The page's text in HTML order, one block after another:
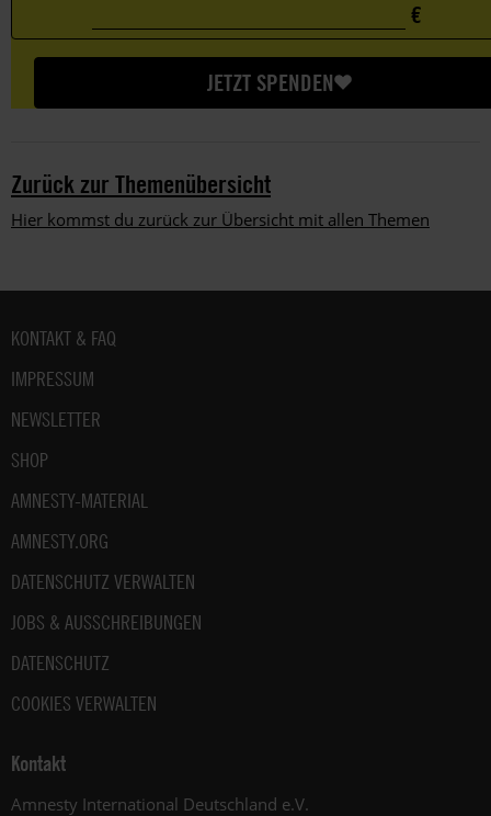
€
€
Custom
amount
JETZT SPENDEN
Zurück zur Themenübersicht
Hier kommst du zurück zur Übersicht mit allen Themen
Fußbereich
KONTAKT & FAQ
IMPRESSUM
NEWSLETTER
SHOP
AMNESTY-MATERIAL
AMNESTY.ORG
DATENSCHUTZ VERWALTEN
JOBS & AUSSCHREIBUNGEN
DATENSCHUTZ
COOKIES VERWALTEN
Kontakt
Amnesty International Deutschland e.V.